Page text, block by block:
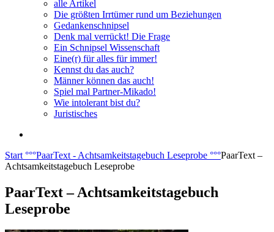
alle Artikel
Die größten Irrtümer rund um Beziehungen
Gedankenschnipsel
Denk mal verrückt! Die Frage
Ein Schnipsel Wissenschaft
Eine(r) für alles für immer!
Kennst du das auch?
Männer können das auch!
Spiel mal Partner-Mikado!
Wie intolerant bist du?
Juristisches
Start °°°PaarText - Achtsamkeitstagebuch Leseprobe °°°PaarText –
Achtsamkeitstagebuch Leseprobe
PaarText – Achtsamkeitstagebuch
Leseprobe